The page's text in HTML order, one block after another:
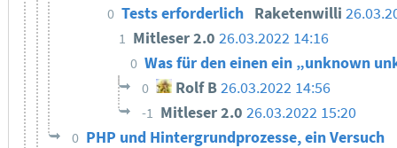
0 Tests erforderlich Raketenwilli
1 Mitleser 2.0 26.03.2022 14:16
0 Was für den einen ein „unknown
0 Rolf B26.03.2022 14:56
-1 Mitleser 2.026.03.2022 15:20
0 PHP und Hintergrundprozesse, ein Versuch